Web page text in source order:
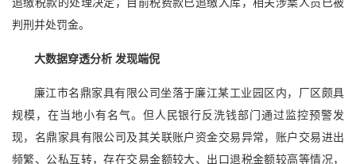
追缴税款的处理决定，目前税费款已追缴入库，相关涉案人员已被
判刑并处罚金。
大数据穿透分析 发现端倪
廉江市名鼎家具有限公司坐落于廉江某工业园区内，厂区颇具
规模，在当地小有名气。但人民银行反洗钱部门通过监控预警发
现，名鼎家具有限公司及其关联账户资金交易异常，账户交易进出
频繁、公私互转，存在交易金额较大、出口退税金额较高等情况，